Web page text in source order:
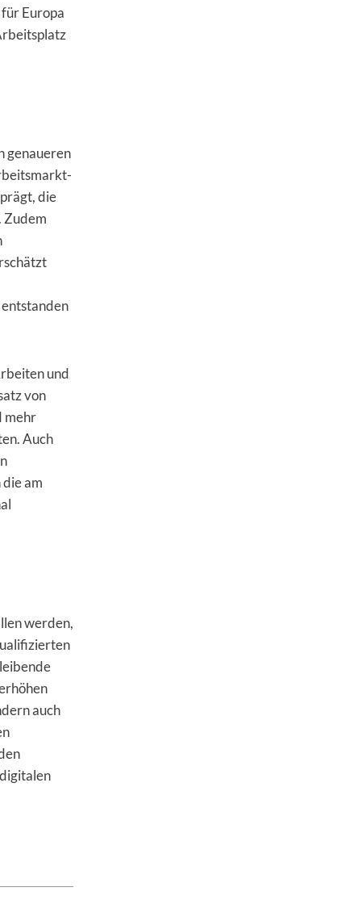
Europa
genaueren
die
Zudem
und
von
mehr
Auch
am
werden,
auch